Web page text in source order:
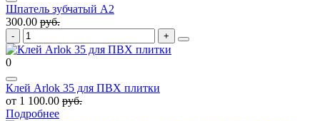
Шпатель зубчатый А2
300.00 руб.
0
Клей Arlok 35 для ПВХ плитки
от 1 100.00 руб.
Подробнее